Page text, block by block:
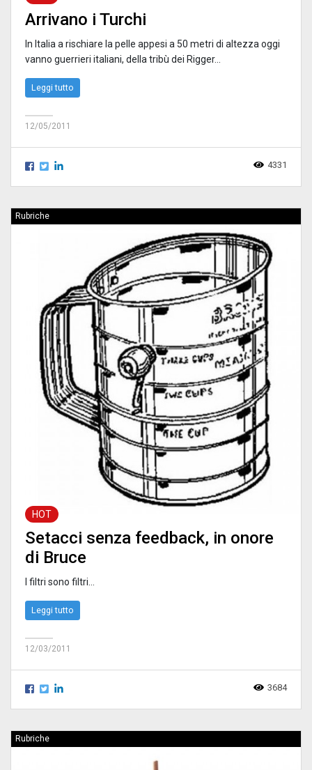
Arrivano i Turchi
In Italia a rischiare la pelle appesi a 50 metri di altezza oggi
vanno guerrieri italiani, della tribù dei Rigger...
Leggi tutto
12/05/2011
4331
Rubriche
HOT
Setacci senza feedback, in onore
di Bruce
I filtri sono filtri...
Leggi tutto
12/03/2011
3684
Rubriche